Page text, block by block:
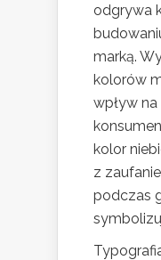
odgrywa
marką.
kolorów
wpływ
kolor
z
podczas